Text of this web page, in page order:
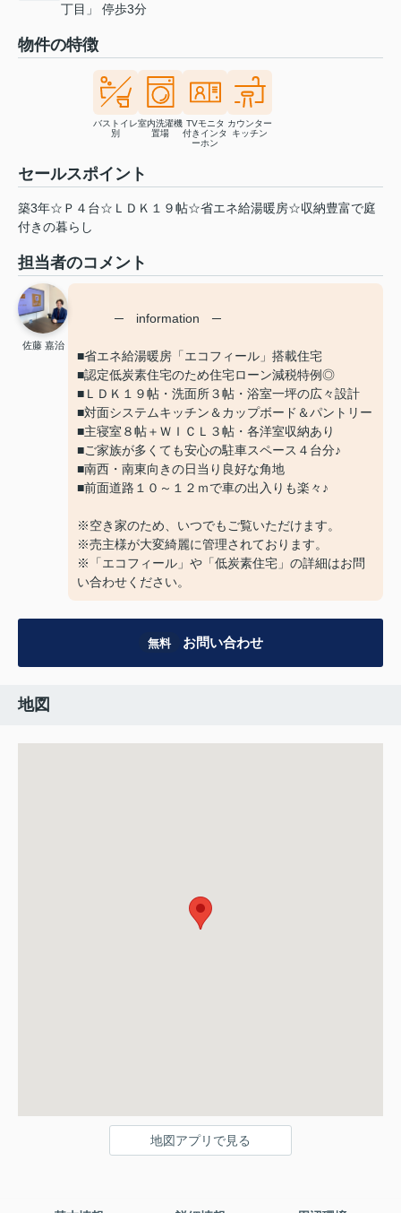
丁目」 停歩3分
物件の特徴
バストイレ
別
室内洗濯機
置場
TVモニタ
付きインタ
ーホン
カウンター
キッチン
セールスポイント
築3年☆Ｐ４台☆ＬＤＫ１９帖☆省エネ給湯暖房☆収納豊富で庭
付きの暮らし
担当者のコメント
佐藤 嘉治
─ information ─
■省エネ給湯暖房「エコフィール」搭載住宅
■認定低炭素住宅のため住宅ローン減税特例◎
■ＬＤＫ１９帖・洗面所３帖・浴室一坪の広々設計
■対面システムキッチン＆カップボード＆パントリー
■主寝室８帖＋ＷＩＣＬ３帖・各洋室収納あり
■ご家族が多くても安心の駐車スペース４台分♪
■南西・南東向きの日当り良好な角地
■前面道路１０～１２ｍで車の出入りも楽々♪
※空き家のため、いつでもご覧いただけます。
※売主様が大変綺麗に管理されております。
※「エコフィール」や「低炭素住宅」の詳細はお問
い合わせください。
無料 お問い合わせ
地図
地図アプリで見る